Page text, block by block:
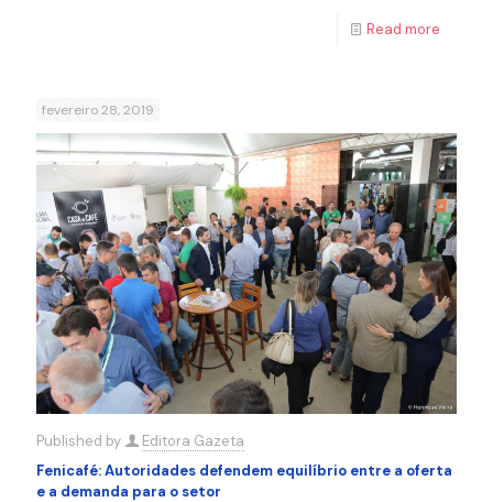
Read more
fevereiro 28, 2019
Published by
Editora Gazeta
Fenicafé: Autoridades defendem equilíbrio entre a oferta
e a demanda para o setor